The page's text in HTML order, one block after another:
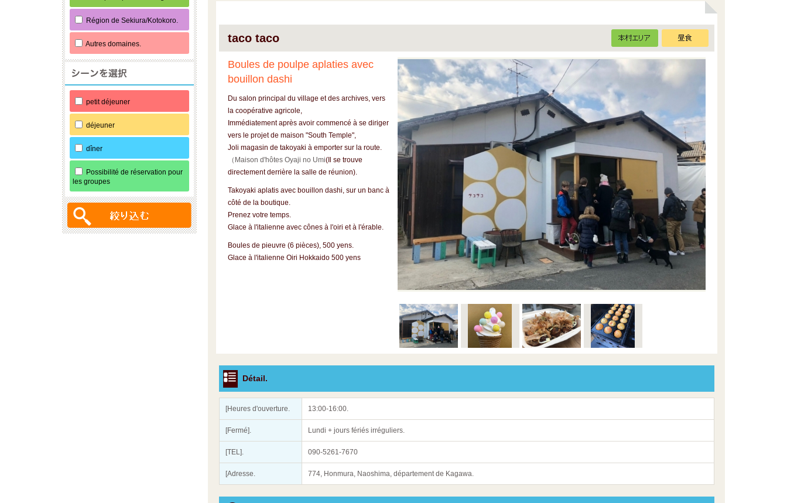
taco taco
Boules de poulpe aplaties avec
bouillon dashi
Du salon principal du village et des archives, vers
la coopérative agricole,
Immédiatement après avoir commencé à se diriger
vers le projet de maison "South Temple",
Joli magasin de takoyaki à emporter sur la route.
（ Maison d'hôtes Oyaji no Umi(Il se trouve
directement derrière la salle de réunion).
Takoyaki aplatis avec bouillon dashi, sur un banc à
côté de la boutique.
Prenez votre temps.
Glace à l'italienne avec cônes à l'oiri et à l'érable.
Boules de pieuvre (6 pièces), 500 yens.
Glace à l'italienne Oiri Hokkaido 500 yens
Détail.
[Heures d'ouverture. 13:00-16:00.
[Fermé]. Lundi + jours fériés irréguliers.
[TEL]. 090-5261-7670
[Adresse. 774, Honmura, Naoshima, département de Kagawa.
Région de Sekiura/Kotokoro.
Autres domaines.
petit déjeuner
déjeuner
dîner
Possibilité de réservation pour
les groupes